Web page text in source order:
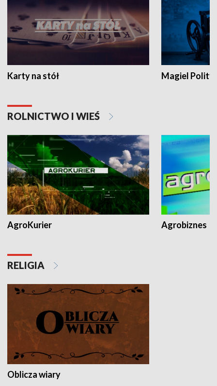
Karty na stół Magiel
ROLNICTWO I WIEŚ
AgroKurier Agrobiznes
RELIGIA
Oblicza wiary